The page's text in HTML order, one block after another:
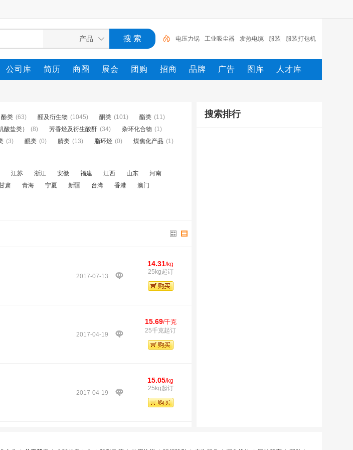
电压力锅 工业吸尘器 发热电缆 服装 服装打包机
服务/ 工具 家用电器 电焊机 服务
公司库 简历 商圈 展会 团购 招商 品牌 广告 图库 人才库
酚类 (63) 醛及衍生物 (1045) 酮类 (101) 酯类 (11)
酸盐类） (8) 芳香烃及衍生酸酐 (34) 杂环化合物 (1)
(3) 醌类 (0) 腈类 (13) 脂环烃 (0) 煤焦化产品 (1)
江苏 浙江 安徽 福建 江西 山东
河南
肃 青海 宁夏 新疆 台湾 香港 澳门
2017-07-13
14.31/kg
25kg起订
2017-04-19
15.69/千克
25千克起订
2017-04-19
15.05/kg
25kg起订
搜索排行